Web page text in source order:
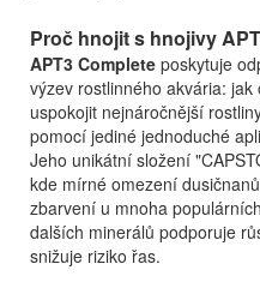
Proč hnojit s hnojivy
APT3 Complete poskytuje
výzev rostlinného akvária:
uspokojit nejnáročnější
pomocí jediné jednoduché
Jeho unikátní složení
kde mírné omezení
zbarvení u mnoha
dalších minerálů podporuje
snižuje riziko řas.